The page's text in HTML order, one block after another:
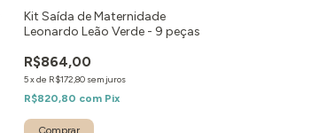
Kit Saída de Maternidade
Leonardo Leão Verde - 9 peças
R$864,00
5xde R$172,80 sem juros
R$820,80 com Pix
Comprar